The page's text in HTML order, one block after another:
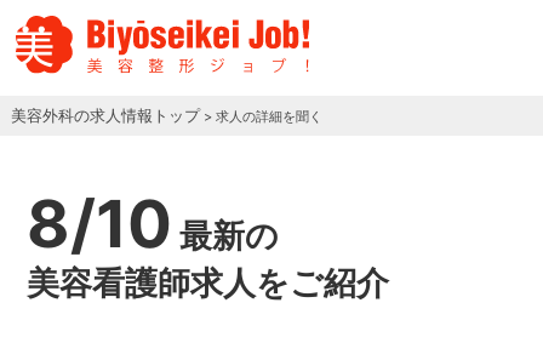
美容外科の求人情報トップ > 求人の詳細を聞く
8/10 最新の
美容看護師求人をご紹介